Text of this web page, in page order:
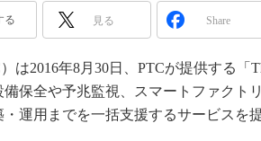
EdgeTech+
日本ものづくりワールド
AUTOMOTIVE WORLD
産業オープンネット展
ISO26262
3Dプリンタ
デジタルツインとCAE
る 見る Share
は2016年8月30日、PTCが提供する「
保全や予兆監視、スマートファクト
運用までを一括支援するサービスを